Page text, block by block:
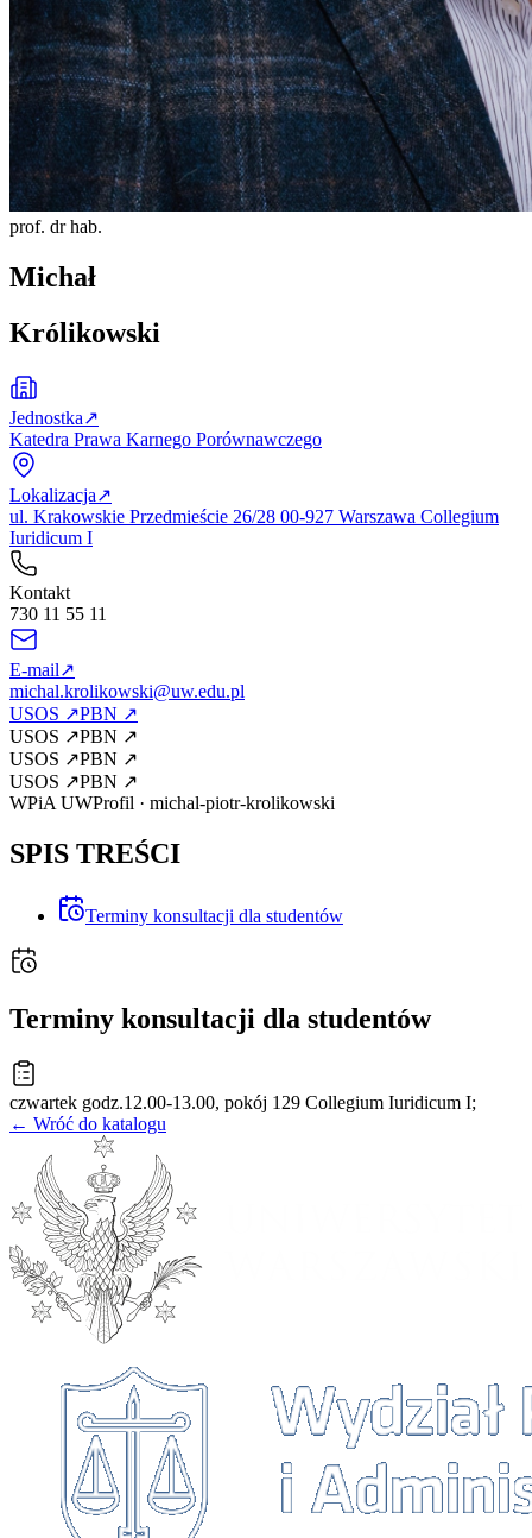
prof. dr hab.
Michał
Królikowski
Jednostka↗
Katedra Prawa Karnego Porównawczego
Lokalizacja↗
ul. Krakowskie Przedmieście 26/28 00-927 Warszawa Collegium
Iuridicum I
Kontakt
730 11 55 11
E-mail↗
michal.krolikowski@uw.edu.pl
USOS ↗PBN ↗
USOS ↗PBN ↗
USOS ↗PBN ↗
USOS ↗PBN ↗
WPiA UWProfil · michal-piotr-krolikowski
SPIS TREŚCI
Terminy konsultacji dla studentów
Terminy konsultacji dla studentów
czwartek godz.12.00-13.00, pokój 129 Collegium Iuridicum I;
← Wróć do katalogu